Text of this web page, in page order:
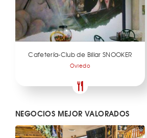
Cafetería-Club de Billar SNOOKER
Oviedo
NEGOCIOS MEJOR VALORADOS